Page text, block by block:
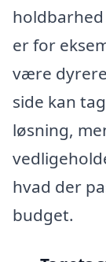
er for
være
side kan
løsning,
hvad der
budget.